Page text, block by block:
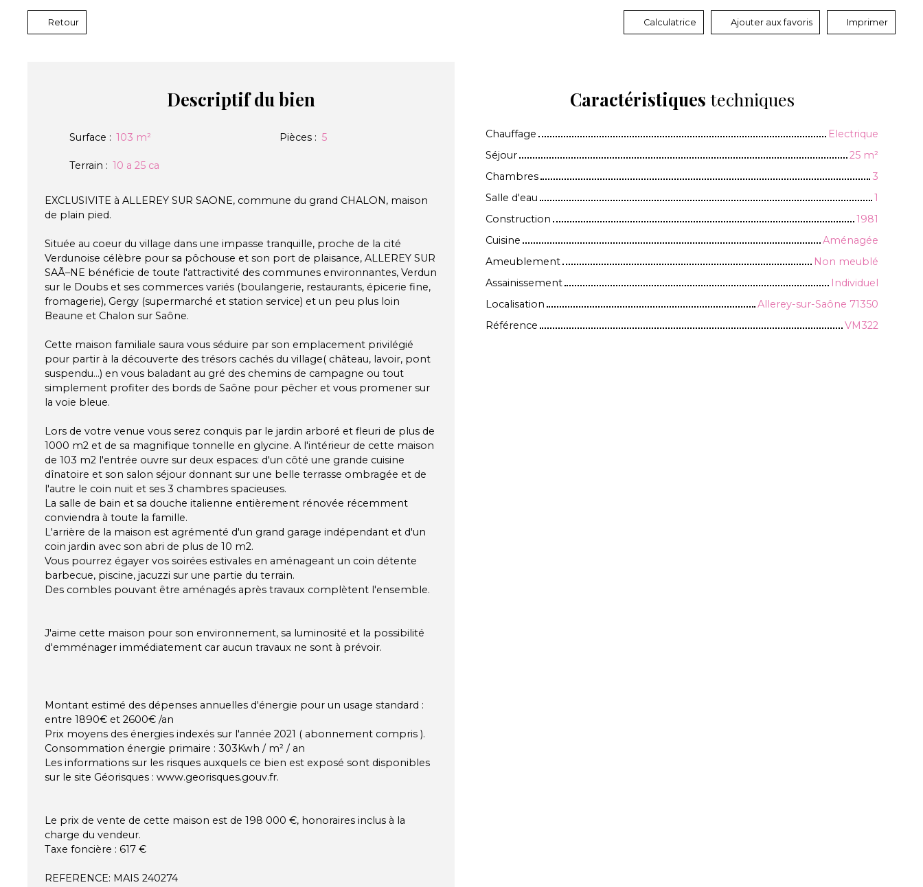
Retour Calculatrice Ajouter aux favoris Imprimer
Descriptifdu bien
Surface : 103 m² Pièces : 5
Terrain : 10 a 25 ca
EXCLUSIVITE à ALLEREY SUR SAONE, commune du grand CHALON, maison
de plain pied.
Située au coeur du village dans une impasse tranquille, proche de la cité
Verdunoise célèbre pour sa pôchouse et son port de plaisance, ALLEREY SUR
SAÃ–NE bénéficie de toute l'attractivité des communes environnantes, Verdun
sur le Doubs et ses commerces variés (boulangerie, restaurants, épicerie fine,
fromagerie), Gergy (supermarché et station service) et un peu plus loin
Beaune et Chalon sur Saône.
Cette maison familiale saura vous séduire par son emplacement privilégié
pour partir à la découverte des trésors cachés du village( château, lavoir, pont
suspendu...) en vous baladant au gré des chemins de campagne ou tout
simplement profiter des bords de Saône pour pêcher et vous promener sur
la voie bleue.
Lors de votre venue vous serez conquis par le jardin arboré et fleuri de plus de
1000 m2 et de sa magnifique tonnelle en glycine. A l'intérieur de cette maison
de 103 m2 l'entrée ouvre sur deux espaces: d'un côté une grande cuisine
dînatoire et son salon séjour donnant sur une belle terrasse ombragée et de
l'autre le coin nuit et ses 3 chambres spacieuses.
La salle de bain et sa douche italienne entièrement rénovée récemment
conviendra à toute la famille.
L'arrière de la maison est agrémenté d'un grand garage indépendant et d'un
coin jardin avec son abri de plus de 10 m2.
Vous pourrez égayer vos soirées estivales en aménageant un coin détente
barbecue, piscine, jacuzzi sur une partie du terrain.
Des combles pouvant être aménagés après travaux complètent l'ensemble.
J'aime cette maison pour son environnement, sa luminosité et la possibilité
d'emménager immédiatement car aucun travaux ne sont à prévoir.
Montant estimé des dépenses annuelles d'énergie pour un usage standard :
entre 1890€ et 2600€ /an
Prix moyens des énergies indexés sur l'année 2021 ( abonnement compris ).
Consommation énergie primaire : 303Kwh / m² / an
Les informations sur les risques auxquels ce bien est exposé sont disponibles
sur le site Géorisques : www.georisques.gouv.fr.
Le prix de vente de cette maison est de 198 000 €, honoraires inclus à la
charge du vendeur.
Taxe foncière : 617 €
REFERENCE: MAIS 240274
Caractéristiques techniques
Chauffage
Electrique
Séjour
25 m²
Chambres
3
Salle d'eau
1
Construction
1981
Cuisine
Aménagée
Ameublement
Non meublé
Assainissement
Individuel
Localisation
Allerey-sur-Saône 71350
Référence
VM322